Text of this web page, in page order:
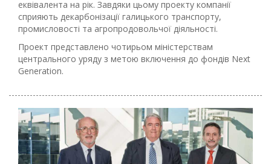
еквівалента на рік. Завдяки цьому проекту компанії
сприяють декарбонізації галицького транспорту,
промисловості та агропродовольчої діяльності.
Проект представлено чотирьом міністерствам
центрального уряду з метою включення до фондів Next
Generation.